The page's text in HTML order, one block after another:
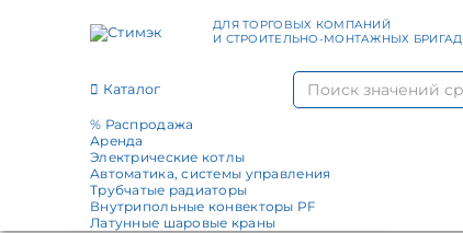
ДЛЯ ТОРГОВЫХ КОМПАНИЙ
И СТРОИТЕЛЬНО-МОНТАЖНЫХ БРИГАД
Каталог
% Распродажа
Аренда
Электрические котлы
Автоматика, системы управления
Трубчатые радиаторы
Внутрипольные конвекторы PF
Латунные шаровые краны